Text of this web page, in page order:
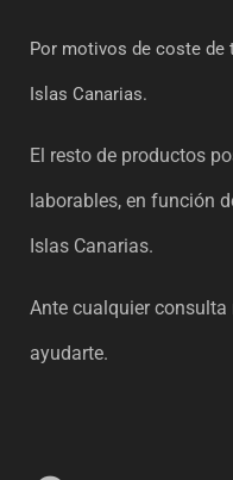
Por motivos de coste de
Islas Canarias.
El resto de productos
laborables, en función
Islas Canarias.
Ante cualquier consulta
ayudarte.